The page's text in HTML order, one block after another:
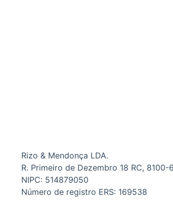
Rizo & Mendonça LDA.
R. Primeiro de Dezembro 18 RC, 8100-
NIPC: 514879050
Número de registro ERS: 169538